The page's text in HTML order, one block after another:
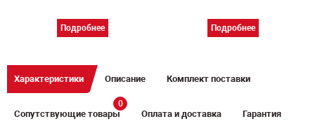
Подробнее Подробнее
Характеристики Описание Комплект поставки
Сопутствующие товары
0
Оплата и доставка Гарантия